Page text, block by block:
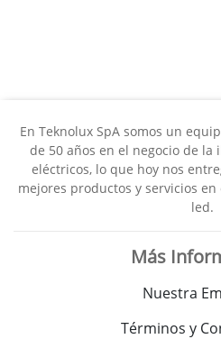
En Teknolux SpA somos un
de 50 años en el negocio de la
eléctricos, lo que hoy nos
mejores productos y servicios
led.
Más
Nuestra
Términos y